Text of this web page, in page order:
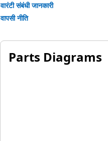
वारंटी संबंधी जानकारी
वापसी नीति
Parts Diagrams